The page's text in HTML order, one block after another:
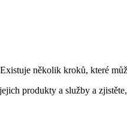
několik kroků, které
produkty a služby a